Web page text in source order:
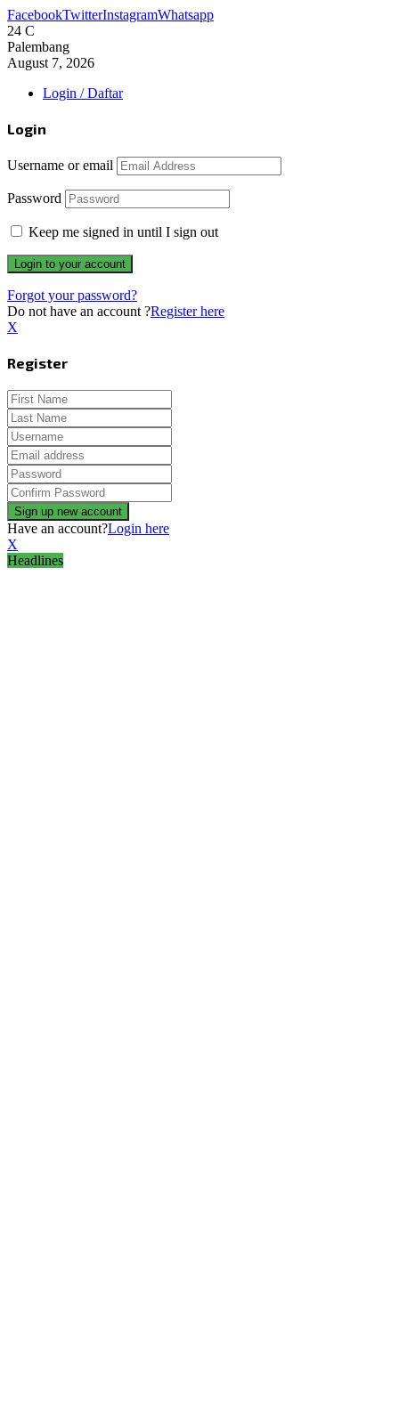
FacebookTwitterInstagramWhatsapp
24 C
Palembang
August 7, 2026
Login / Daftar
Login
Username or email
Password
Keep me signed in until I sign out
Forgot your password?
Do not have an account ?Register here
X
Register
Have an account?Login here
X
Headlines